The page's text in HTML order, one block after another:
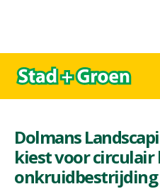
Dolmans
kiest voor
onkruidbestrijding